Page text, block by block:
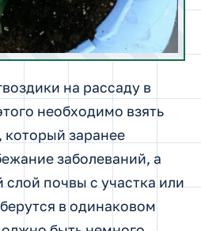
на рассаду в
необходимо взять
который заранее
заболеваний, а
почвы с участка или
в одинаковом